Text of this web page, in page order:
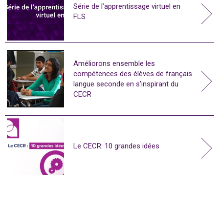
Série de l’apprentissage virtuel en
FLS
Améliorons ensemble les
compétences des élèves de français
langue seconde en s’inspirant du
CECR
Le CECR: 10 grandes idées